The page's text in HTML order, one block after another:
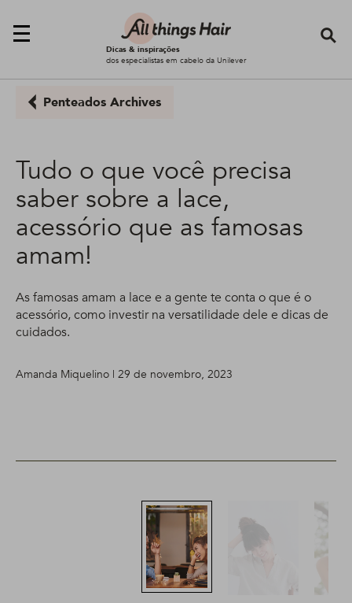
Dicas & inspirações
dos especialistas em cabelo da Unilever
Penteados Archives
Tudo o que você precisa
saber sobre a lace,
acessório que as famosas
amam!
As famosas amam a lace e a gente te conta o que é o
acessório, como investir na versatilidade dele e dicas de
cuidados.
Amanda Miquelino | 29 de novembro, 2023